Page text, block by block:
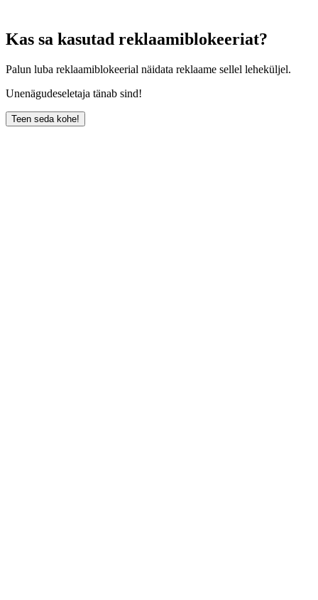
Kas sa kasutad reklaamiblokeeriat?
Palun luba reklaamiblokeerial näidata reklaame sellel leheküljel.
Unenägudeseletaja tänab sind!
Teen seda kohe!